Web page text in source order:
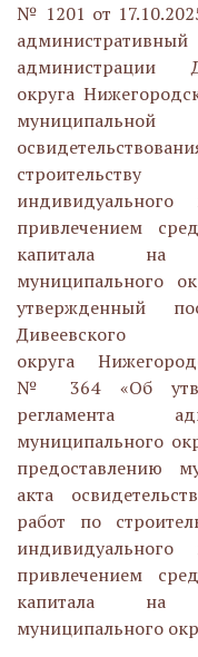
№ 1201 от
администрации
округа
строительству
привлечением
капитала на
муниципального
утвержденный
округа
№ 364 «Об
регламента
муниципального
предоставлению
акта
работ по
привлечением
капитала на
муниципального